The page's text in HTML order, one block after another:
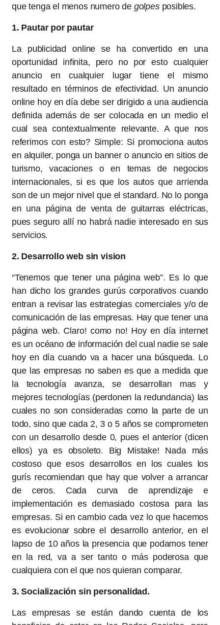
que tenga el menos numero de golpesposibles.
1. Pautar por pautar
La publicidad online se ha convertido en una
oportunidad infinita, pero no por esto cualquier
anuncio en cualquier lugar tiene el mismo
resultado en términos de efectividad. Un anuncio
online hoy en día debe ser dirigido a una audiencia
definida además de ser colocada en un medio el
cual sea contextualmente relevante. A que nos
referimos con esto? Simple: Si promociona autos
en alquiler, ponga un banner o anuncio en sitios de
turismo, vacaciones o en temas de negocios
internacionales, si es que los autos que arrienda
son de un mejor nivel que el standard. No lo ponga
en una página de venta de guitarras eléctricas,
pues seguro allí no habrá nadie interesado en sus
servicios.
2. Desarrollo web sin vision
“Tenemos que tener una página web”. Es lo que
han dicho los grandes gurús corporativos cuando
entran a revisar las estrategias comerciales y/o de
comunicación de las empresas. Hay que tener una
página web. Claro! como no! Hoy en día internet
es un océano de información del cual nadie se sale
hoy en día cuando va a hacer una búsqueda. Lo
que las empresas no saben es que a medida que
la tecnología avanza, se desarrollan mas y
mejores tecnologías (perdonen la redundancia) las
cuales no son consideradas como la parte de un
todo, sino que cada 2, 3 o 5 años se comprometen
con un desarrollo desde 0, pues el anterior (dicen
ellos) ya es obsoleto. Big Mistake! Nada más
costoso que esos desarrollos en los cuales los
gurís recomiendan que hay que volver a arrancar
de ceros. Cada curva de aprendizaje e
implementación es demasiado costosa para las
empresas. Si en cambio cada vez lo que hacemos
es evolucionar sobre el desarrollo anterior, en el
lapso de 10 años la presencia que podamos tener
en la red, va a ser tanto o más poderosa que
cualquiera con el que nos quieran comparar.
3. Socialización sin personalidad.
Las empresas se están dando cuenta de los